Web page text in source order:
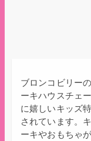
ブロンコビリー
ーキハウスチェ
に嬉しいキッズ
されています。
ーキやおもちゃ